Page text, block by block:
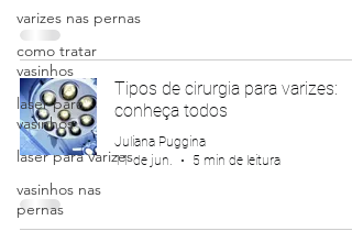
varizes nas pernas
como tratar
vasinhos
laser para
vasinhos
laser para varizes
vasinhos nas
pernas
Tipos de cirurgia para varizes:
conheça todos
Juliana Puggina
11 de jun.
5 min de leitura